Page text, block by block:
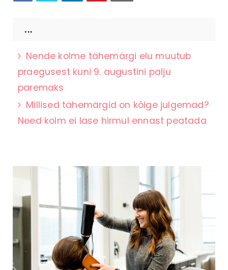
...
Nende kolme tähemärgi elu muutub
praegusest kuni 9. augustini palju
paremaks
Millised tähemärgid on kõige julgemad?
Need kolm ei lase hirmul ennast peatada